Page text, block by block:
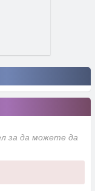
за да можете да